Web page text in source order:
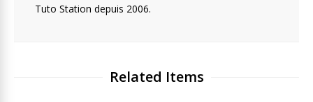
Tuto Station depuis 2006.
Related Items